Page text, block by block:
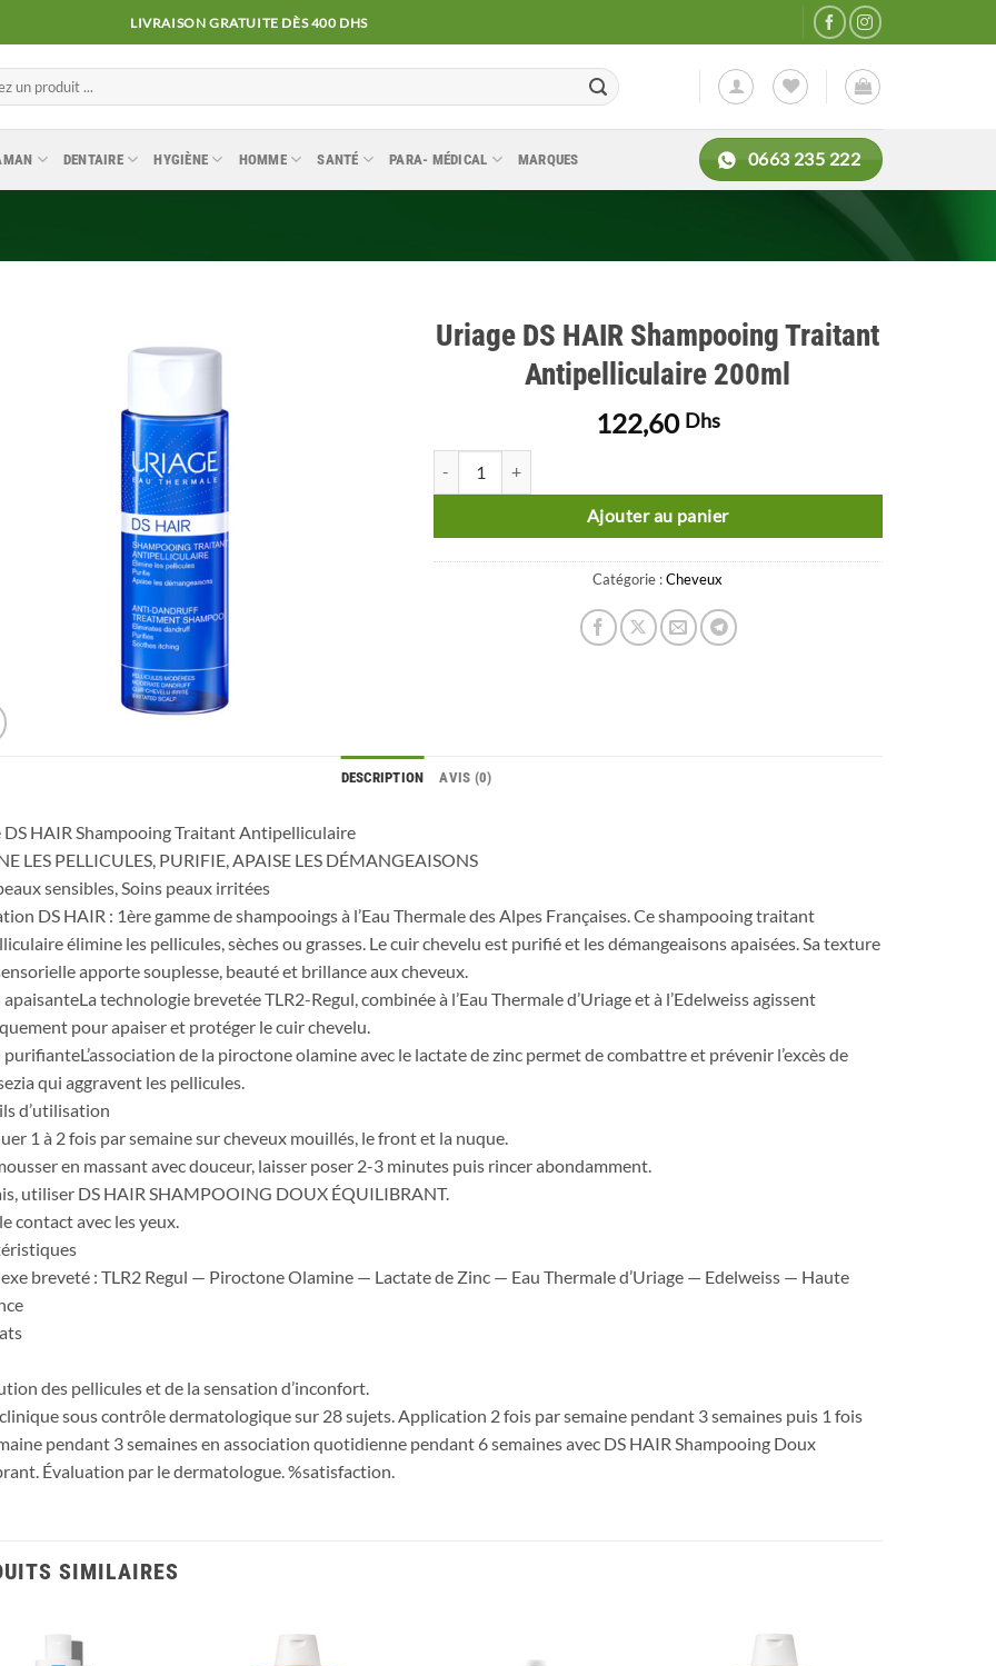
LIVRAISON GRATUITE DÈS 400 DHS
DENTAIRE HYGIÈNE HOMME SANTÉ PARA- MÉDICAL MARQUES 0663 235 222
Uriage DS HAIR Shampooing Traitant
Antipelliculaire 200ml
122,60 Dhs
Ajouter au panier
Catégorie :Cheveux
DESCRIPTION AVIS (0)
DS HAIR Shampooing Traitant Antipelliculaire
LES PELLICULES, PURIFIE, APAISE LES DÉMANGEAISONS
sensibles, Soins peaux irritées
DS HAIR : 1ère gamme de shampooings à l’Eau Thermale des Alpes Françaises. Ce shampooing traitant
élimine les pellicules, sèches ou grasses. Le cuir chevelu est purifié et les démangeaisons apaisées. Sa texture
apporte souplesse, beauté et brillance aux cheveux.
technologie brevetée TLR2-Regul, combinée à l’Eau Thermale d’Uriage et à l’Edelweiss agissent
pour apaiser et protéger le cuir chevelu.
de la piroctone olamine avec le lactate de zinc permet de combattre et prévenir l’excès de
qui aggravent les pellicules.
d’utilisation
1 à 2 fois par semaine sur cheveux mouillés, le front et la nuque.
en massant avec douceur, laisser poser 2-3 minutes puis rincer abondamment.
utiliser DS HAIR SHAMPOOING DOUX ÉQUILIBRANT.
contact avec les yeux.
breveté : TLR2 Regul — Piroctone Olamine — Lactate de Zinc — Eau Thermale d’Uriage — Edelweiss — Haute
des pellicules et de la sensation d’inconfort.
sous contrôle dermatologique sur 28 sujets. Application 2 fois par semaine pendant 3 semaines puis 1 fois
pendant 3 semaines en association quotidienne pendant 6 semaines avec DS HAIR Shampooing Doux
Évaluation par le dermatologue. %satisfaction.
SIMILAIRES